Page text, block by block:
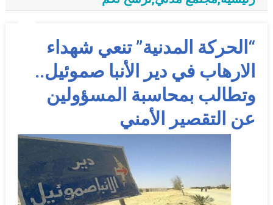
“الحركة المدنية” تنعي شهداء
الارهاب في دير الأنبا صموئيل..
وتطالب بمحاسبة المسؤولين
عن التقصير الأمني